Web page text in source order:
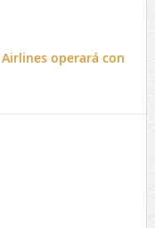
Airlines operará con